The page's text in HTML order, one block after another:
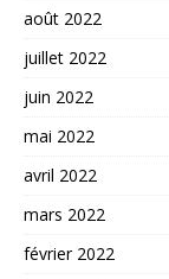
août 2022
juillet 2022
juin 2022
mai 2022
avril 2022
mars 2022
février 2022